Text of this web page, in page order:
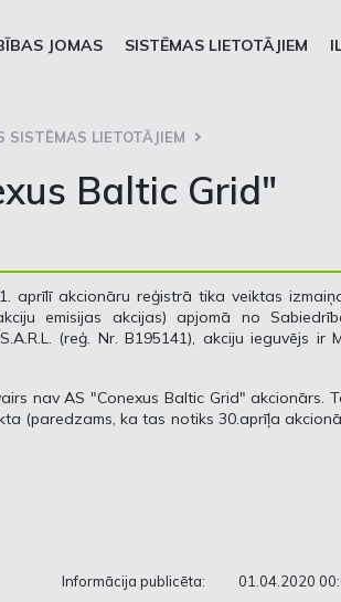
JOMAS SISTĒMAS LIETOTĀJIEM
SISTĒMAS LIETOTĀJIEM
Baltic Grid"
aprīlī akcionāru reģistrā tika veiktas
emisijas akcijas) apjomā no
(reģ. Nr. B195141), akciju ieguvējs ir
nav AS "Conexus Baltic Grid" akcionārs.
(paredzams, ka tas notiks 30.aprīļa
Informācija publicēta: 01.04.2020